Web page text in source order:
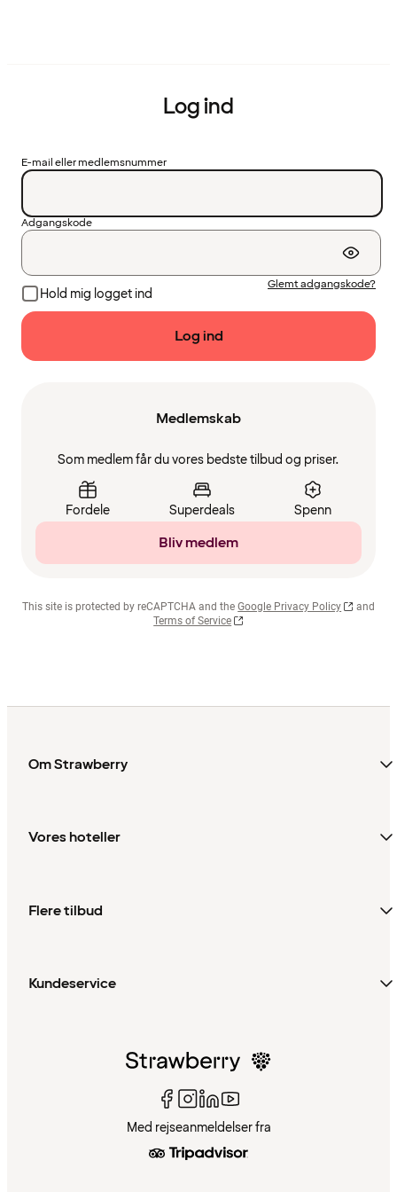
Log ind
E-mail eller medlemsnummer
Adgangskode
Hold mig logget ind
Glemt adgangskode?
Log ind
Medlemskab
Som medlem får du vores bedste tilbud og priser.
Fordele Superdeals Spenn
Bliv medlem
This site is protected by reCAPTCHA and the Google Privacy Policy
and
Terms of Service
Om Strawberry
Vores hoteller
Flere tilbud
Kundeservice
Med rejseanmeldelser fra